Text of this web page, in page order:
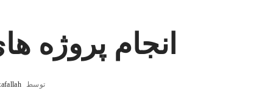
انجام پروژه
توسط